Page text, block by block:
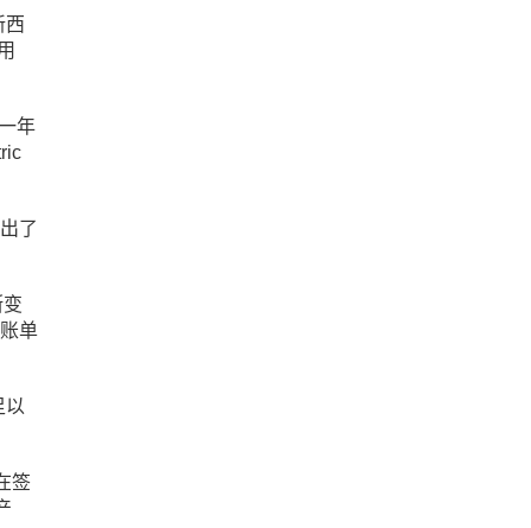
西
年
了
单
以
签